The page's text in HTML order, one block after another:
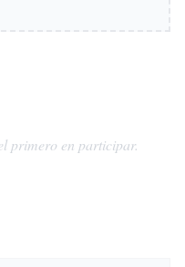
primero en participar.